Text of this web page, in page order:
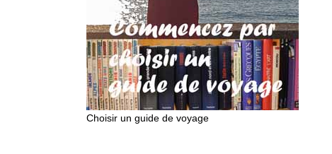
Choisir un guide de voyage